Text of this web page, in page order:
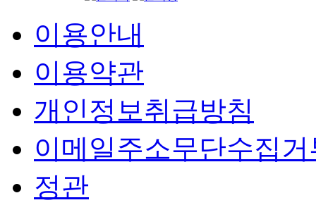
이용안내
이용약관
개인정보취급방침
이메일주소무단수집거
정관